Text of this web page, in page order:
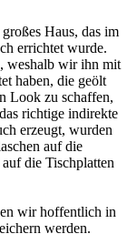
Haus, das im
errichtet wurde.
weshalb wir ihn mit
haben, die geölt
Look zu schaffen,
richtige indirekte
erzeugt, wurden
auf die
die Tischplatten
wir hoffentlich in
werden.